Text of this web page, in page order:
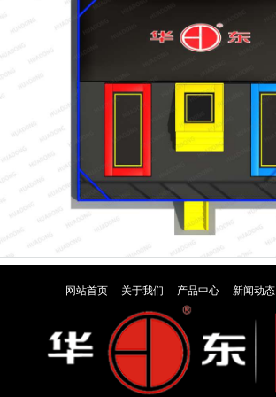
网站首页 关于我们 产品中心 新闻动态